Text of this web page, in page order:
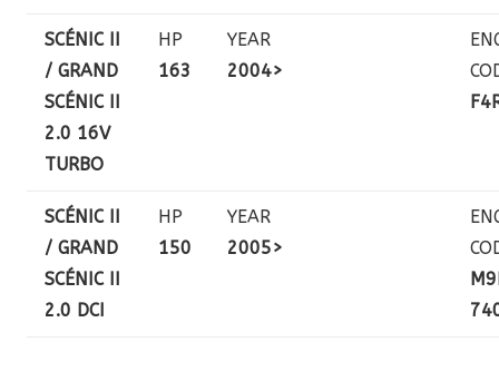
SCÉNIC II
/ GRAND
SCÉNIC II
2.0 16V
TURBO
HP
163
YEAR
2004>
SCÉNIC II
/ GRAND
SCÉNIC II
2.0 DCI
HP
150
YEAR
2005>